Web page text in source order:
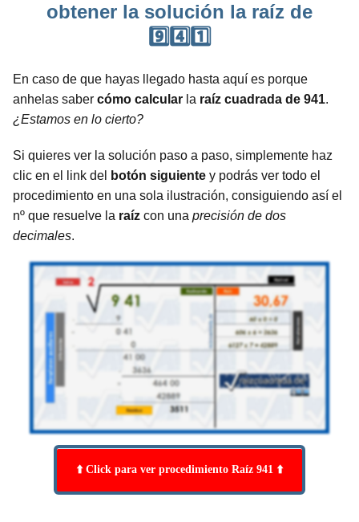
obtener la solución la raíz de
9️⃣4️⃣1️⃣
En caso de que hayas llegado hasta aquí es porque
anhelas saber cómo calcular la raíz cuadrada de 941.
¿Estamos en lo cierto?
Si quieres ver la solución paso a paso, simplemente haz
clic en el link del
botón siguiente y podrás ver todo el
procedimiento en una sola ilustración, consiguiendo así el
nº que resuelve la raíz con una precisión de dos
decimales.
⬆️ Click para ver procedimiento Raíz 941 ⬆️